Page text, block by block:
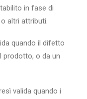
in fase di
altri attributi.
quando il difetto
prodotto, o da un
valida quando i